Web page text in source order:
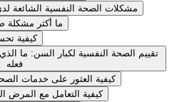
مشكلات الصحة النفسية الشائعة لدى
ما أكثر مشكلة
كيفية
تقييم الصحة النفسية لكبار السن: ما
فعله
كيفية العثور على خدمات
كيفية التعامل مع المرض